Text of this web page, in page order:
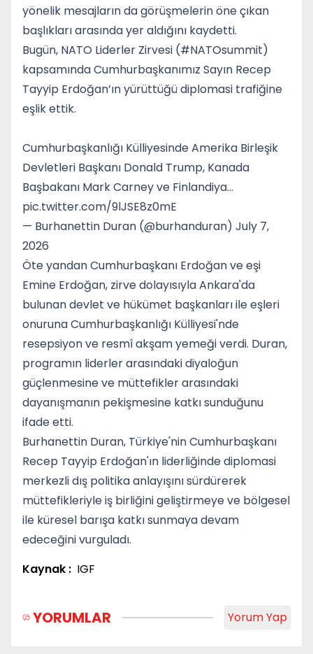
yönelik mesajların da görüşmelerin öne çıkan
başlıkları arasında yer aldığını kaydetti.
Bugün, NATO Liderler Zirvesi (#NATOsummit)
kapsamında Cumhurbaşkanımız Sayın Recep
Tayyip Erdoğan’ın yürüttüğü diplomasi trafiğine
eşlik ettik.
Cumhurbaşkanlığı Külliyesinde Amerika Birleşik
Devletleri Başkanı Donald Trump, Kanada
Başbakanı Mark Carney ve Finlandiya…
pic.twitter.com/9lJSE8z0mE
— Burhanettin Duran (@burhanduran) July 7,
2026
Öte yandan Cumhurbaşkanı Erdoğan ve eşi
Emine Erdoğan, zirve dolayısıyla Ankara'da
bulunan devlet ve hükümet başkanları ile eşleri
onuruna Cumhurbaşkanlığı Külliyesi'nde
resepsiyon ve resmî akşam yemeği verdi. Duran,
programın liderler arasındaki diyaloğun
güçlenmesine ve müttefikler arasındaki
dayanışmanın pekişmesine katkı sunduğunu
ifade etti.
Burhanettin Duran, Türkiye'nin Cumhurbaşkanı
Recep Tayyip Erdoğan'ın liderliğinde diplomasi
merkezli dış politika anlayışını sürdürerek
müttefikleriyle iş birliğini geliştirmeye ve bölgesel
ile küresel barışa katkı sunmaya devam
edeceğini vurguladı.
Kaynak : IGF
YORUMLAR Yorum Yap